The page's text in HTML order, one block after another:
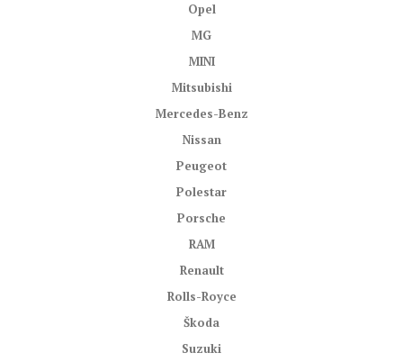
Opel
MG
MINI
Mitsubishi
Mercedes-Benz
Nissan
Peugeot
Polestar
Porsche
RAM
Renault
Rolls-Royce
Škoda
Suzuki